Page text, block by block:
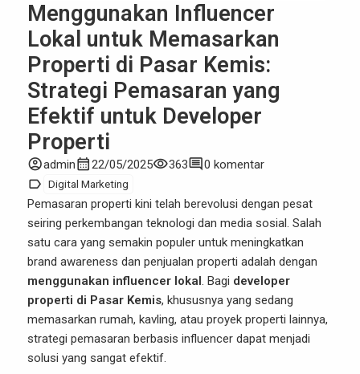
Menggunakan Influencer
Lokal untuk Memasarkan
Properti di Pasar Kemis:
Strategi Pemasaran yang
Efektif untuk Developer
Properti
account_circleadmincalendar_month22/05/2025visibility363comment0 komentar
label Digital Marketing
Pemasaran properti kini telah berevolusi dengan pesat
seiring perkembangan teknologi dan media sosial. Salah
satu cara yang semakin populer untuk meningkatkan
brand awareness dan penjualan properti adalah dengan
menggunakan influencer lokal. Bagi developer
properti di Pasar Kemis, khususnya yang sedang
memasarkan rumah, kavling, atau proyek properti lainnya,
strategi pemasaran berbasis influencer dapat menjadi
solusi yang sangat efektif.